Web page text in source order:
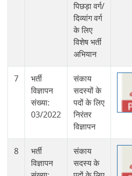
पिछड़ा वर्ग/
दिव्यांग वर्ग
के लिए
विशेष भर्ती
अभियान
7
भर्ती
विज्ञापन
संख्या:
03/2022
संकाय
सदस्यों के
पदों के लिए
निरंतर
विज्ञापन
8
भर्ती
विज्ञापन
संकाय
सदस्य के